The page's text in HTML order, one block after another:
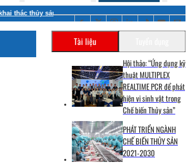
Giám sát hoạt động khai thác thủy sản tại các khu vực ven biển: Ứng dụng EM (Electronic monitoring) và edge computing để cải thiện tính minh bạch của nghề câu VÀNG cá ngừ toàn cầu với khả năng xác minh sản lượng gần như trong thời gian thực
Tài liệu
Hội thảo: “Ứng dụng kỹ
thuật MULTIPLEX
REALTIME PCR để phát
hiện vi sinh vật trong
Chế biến Thủy sản”
PHÁT TRIỂN NGÀNH
CHẾ BIẾN THỦY SẢN
2021-2030